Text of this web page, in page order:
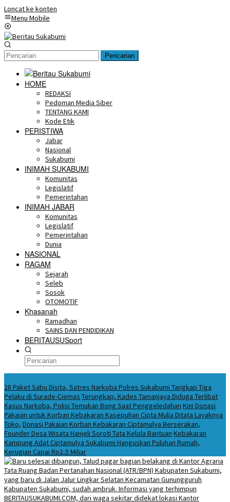
Loncat ke konten
Menu Mobile
Pencarian
HOME
REDAKSI
Pedoman Media Siber
TENTANG KAMI
Kode Etik
PERISTIWA
Jabar
Nasional
Sukabumi
INIMAH SUKABUMI
Komunitas
Legislatif
Pemerintahan
INIMAH JABAR
Komunitas
Legislatif
Pemerintahan
Dunia
NASIONAL
RAGAM
Sejarah
Seleb
Sosok
OTOMOTIF
Khasanah
Ramadhan
SAINS DAN PENDIDIKAN
BERITAUSUSport
28 Paket Sabu Disita, Satres Narkoba Polres Sukabumi Tangkap Tiga
Pelaku di Surade-Ciemas Terungkap, Kades Tamanjaya Diduga Terlibat
Kasus Narkoba, Polisi Temukan Bong Saat Penggeledahan Kini Donasi
Pakaian untuk Korban Kebakaran Kasepuhan Cipta Mulia Ditata Layaknya
Toko, Donasi Pakaian Korban Kebakaran Ciptamulya Berserakan,
Founder Desa Wisata Hanjeli Soroti Tata Kelola Bantuan Kebakaran
Kampung Adat Ciptamulya Sukabumi Hanguskan Puluhan Rumah,
Kerugian Capai Rp2,5 Miliar